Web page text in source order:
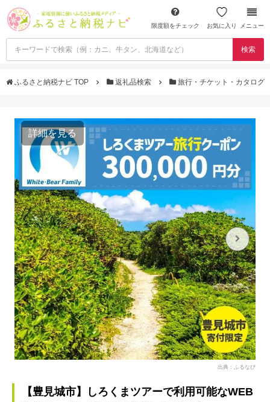
限度額をチェック お気に入り メニュー
検索
ふるさと納税ナビ TOP 返礼品検索 旅行・チケット・カタログ
詳細を見る
出典：ふるなび
【豊見城市】しろくまツアーで利用可能なWEB